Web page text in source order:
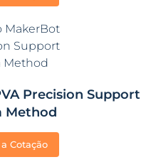
Precision Support
Method
Cotação